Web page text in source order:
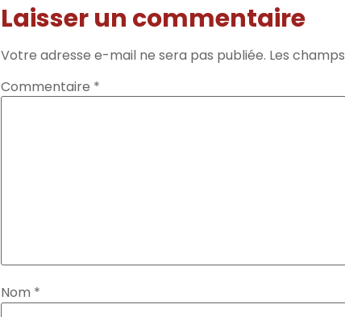
Laisser un commentaire
Votre adresse e-mail ne sera pas publiée. Les
Commentaire *
Nom *